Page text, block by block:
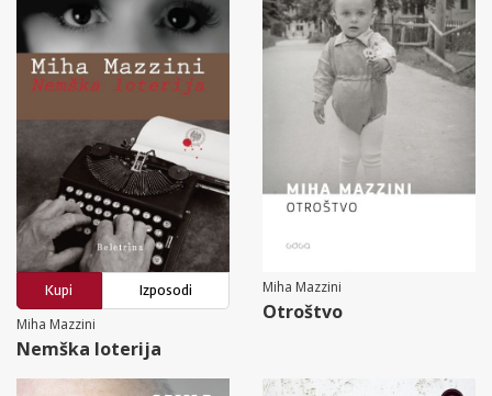
Kupi
Izposodi
Miha Mazzini
Nemška loterija
Miha Mazzini
Otroštvo